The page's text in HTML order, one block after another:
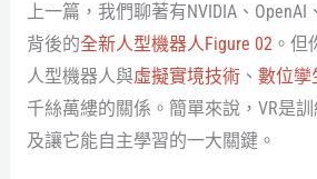
上一篇，我們聊著有NVIDIA、
背後的全新人型機器人Figure 02。但
人型機器人與虛擬實境技術、 數位孿
千絲萬縷的關係。簡單來說，VR是
及讓它能自主學習的一大關鍵。